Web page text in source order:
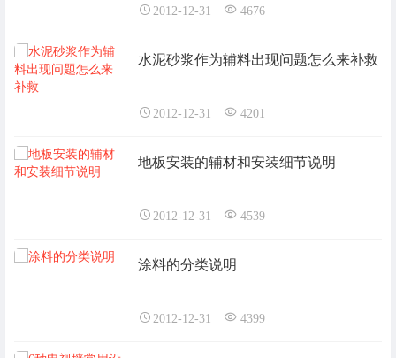
2012-12-31 4676
水泥砂浆作为辅料出现问题怎么来补救
2012-12-31 4201
地板安装的辅材和安装细节说明
2012-12-31 4539
涂料的分类说明
2012-12-31 4399